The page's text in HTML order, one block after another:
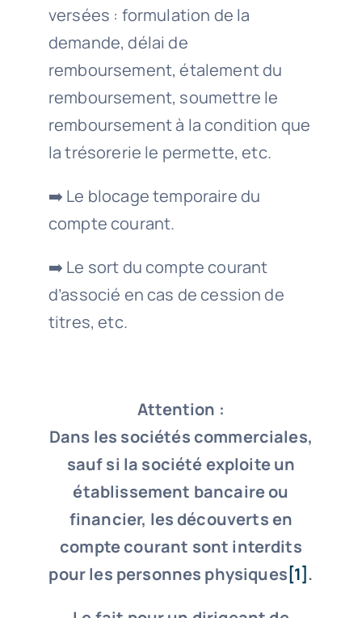
versées : formulation de la
demande, délai de
remboursement, étalement du
remboursement, soumettre le
remboursement à la condition que
la trésorerie le permette, etc.
➡️ Le blocage temporaire du
compte courant.
➡️ Le sort du compte courant
d’associé en cas de cession de
titres, etc.
Attention :
Dans les sociétés commerciales,
sauf si la société exploite un
établissement bancaire ou
financier, les découverts en
compte courant sont interdits
pour les personnes physiques [1].